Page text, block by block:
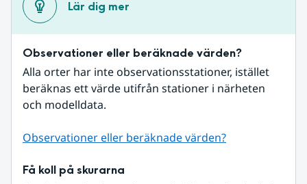
Lär dig mer
Observationer eller beräknade värden?
Alla orter har inte observationsstationer, istället
beräknas ett värde utifrån stationer i närheten
och modelldata.
Observationer eller beräknade värden?
Få koll på skurarna